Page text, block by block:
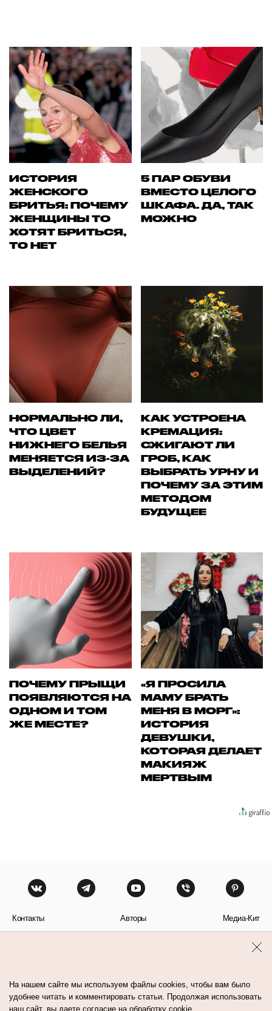
ИСТОРИЯ
ЖЕНСКОГО
БРИТЬЯ: ПОЧЕМУ
ЖЕНЩИНЫ ТО
ХОТЯТ БРИТЬСЯ,
ТО НЕТ
5 ПАР ОБУВИ
ВМЕСТО ЦЕЛОГО
ШКАФА. ДА, ТАК
МОЖНО
НОРМАЛЬНО ЛИ,
ЧТО ЦВЕТ
НИЖНЕГО БЕЛЬЯ
МЕНЯЕТСЯ ИЗ-ЗА
ВЫДЕЛЕНИЙ?
КАК УСТРОЕНА
КРЕМАЦИЯ:
СЖИГАЮТ ЛИ
ГРОБ, КАК
ВЫБРАТЬ УРНУ И
ПОЧЕМУ ЗА ЭТИМ
МЕТОДОМ
БУДУЩЕЕ
ПОЧЕМУ ПРЫЩИ
ПОЯВЛЯЮТСЯ НА
ОДНОМ И ТОМ
ЖЕ МЕСТЕ?
«Я ПРОСИЛА
МАМУ БРАТЬ
МЕНЯ В МОРГ»:
ИСТОРИЯ
ДЕВУШКИ,
КОТОРАЯ ДЕЛАЕТ
МАКИЯЖ
МЕРТВЫМ
Контакты Авторы Медиа-Кит
На нашем сайте мы используем файлы cookies, чтобы вам было
удобнее читать и комментировать статьи. Продолжая использовать
наш сайт, вы даете согласие на обработку cookie.